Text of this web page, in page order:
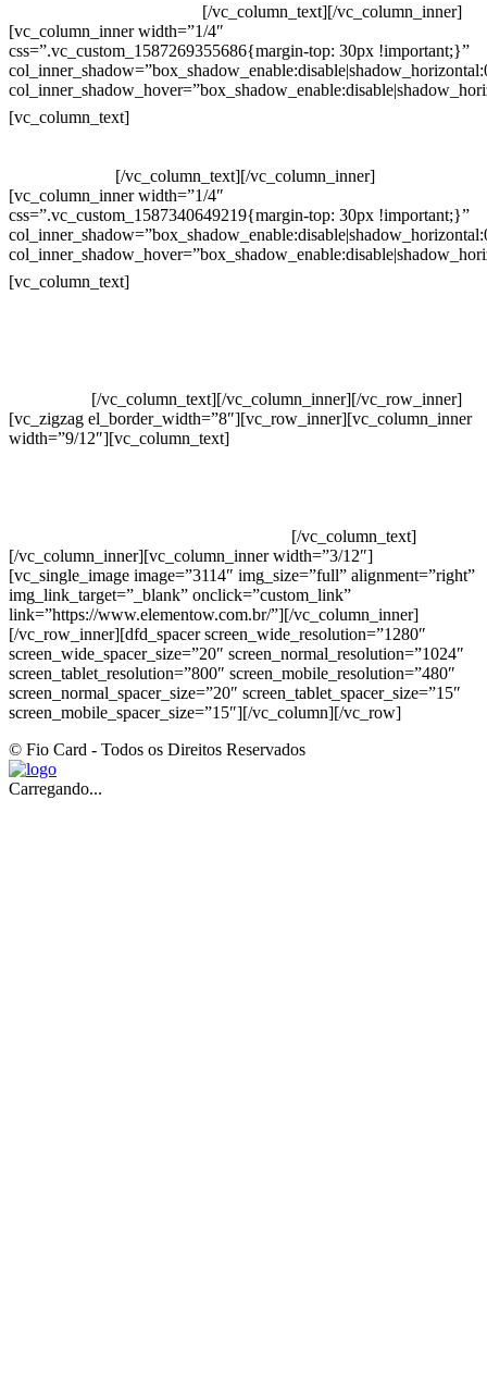
[/vc_column_text][/vc_column_inner]
[vc_column_inner width=”1/4″
css=”.vc_custom_1587269355686{margin-top: 30px !important;}”
[vc_column_text]
[/vc_column_text][/vc_column_inner]
[vc_column_inner width=”1/4″
css=”.vc_custom_1587340649219{margin-top: 30px !important;}”
[vc_column_text]
[/vc_column_text][/vc_column_inner][/vc_row_inner]
[vc_zigzag el_border_width=”8″][vc_row_inner][vc_column_inner
width=”9/12″][vc_column_text]
[/vc_column_text]
[/vc_column_inner][vc_column_inner width=”3/12″]
[vc_single_image image=”3114″ img_size=”full” alignment=”right”
img_link_target=”_blank” onclick=”custom_link”
link=”https://www.elementow.com.br/”][/vc_column_inner]
[/vc_row_inner][dfd_spacer screen_wide_resolution=”1280″
screen_wide_spacer_size=”20″ screen_normal_resolution=”1024″
screen_tablet_resolution=”800″ screen_mobile_resolution=”480″
screen_normal_spacer_size=”20″ screen_tablet_spacer_size=”15″
screen_mobile_spacer_size=”15″][/vc_column][/vc_row]
© Fio Card - Todos os Direitos Reservados
Carregando...